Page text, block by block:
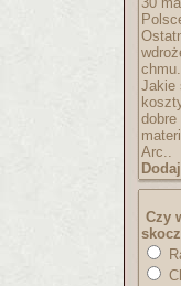
Jakie
Arc..
Czy